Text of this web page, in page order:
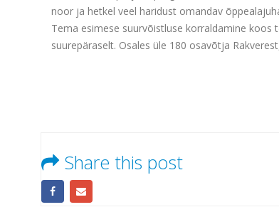
noor ja hetkel veel haridust omandav
Tema esimese suurvõistluse korraldamine
suurepäraselt. Osales üle 180 osavõtja
Share this post